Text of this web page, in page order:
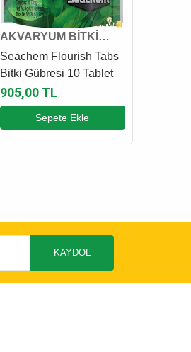
AKVARYUM BİTKİ
KATKI VE GÜBRESİ
Seachem Flourish Tabs
Bitki Gübresi 10 Tablet
905,00 TL
Sepete Ekle
KAYDOL